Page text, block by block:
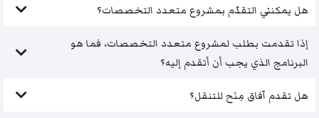
هل يمكنني التقدّم بمشروع متعدد التخصصات؟
إذا تقدمت بطلب لمشروع متعدد التخصصات، فما هو
البرنامج الذي يجب أن أتقدم إليه؟
هل تقدم آفاق مِنَح للتنقل؟